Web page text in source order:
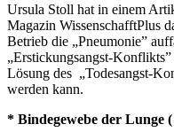
Ursula Stoll hat in einem
Magazin WissenschafftPlus
Betrieb die „Pneumonie”
„Erstickungsangst-
Lösung des „Todesangst-
werden kann.
* Bindegewebe der Lunge